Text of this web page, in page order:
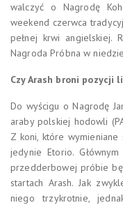
walczyć o Nagrodę
weekend czerwca
pełnej krwi angielskiej.
Nagroda Próbna w
Czy Arash broni pozycji
Do wyścigu o Nagrodę
araby polskiej hodowli
Z koni, które
jedynie Etorio.
przedderbowej próbie
startach Arash. Jak
niego trzykrotnie,